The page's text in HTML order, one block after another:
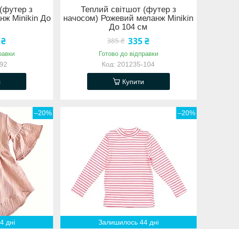
з
Minikin До
Теплий світшот (футер з
начосом) Рожевий меланж Minikin
До 104 см
385 ₴ 335 ₴
Готово до відправки
201235-104
Купити
–20%
дні
–20%
Залишилось 44 дні